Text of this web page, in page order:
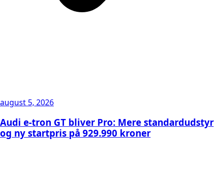
august 5, 2026
Audi e-tron GT bliver Pro: Mere standardudstyr
og ny startpris på 929.990 kroner